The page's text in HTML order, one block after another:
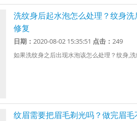
洗纹身后起水泡怎么处理？纹身
修复
日期： 2020-08-02 15:35:51 点击： 249
如果洗纹身之后出现水泡该怎么处理？纹身,
纹眉需要把眉毛剃光吗？做完眉